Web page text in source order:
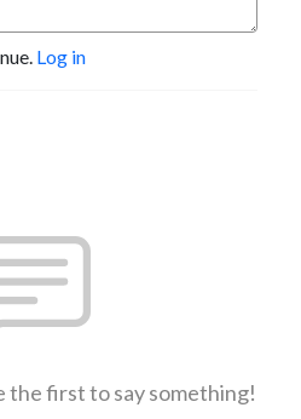
Log in
the first to say something!